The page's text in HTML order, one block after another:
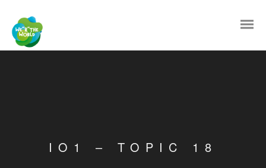
IO1 – TOPIC 18